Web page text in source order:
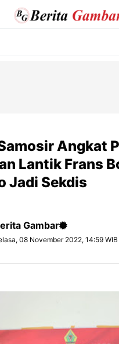
Angkat
Lantik Frans
Jadi Sekdis
Gambar
08 November 2022, 14:59 WIB